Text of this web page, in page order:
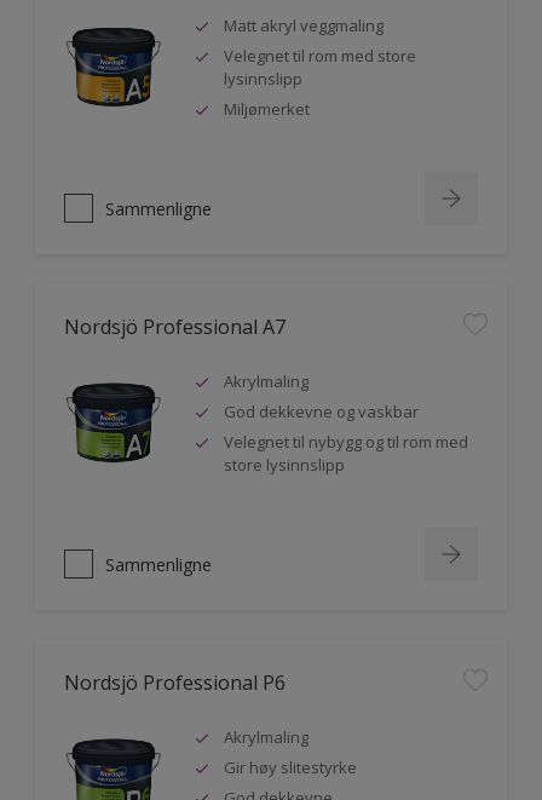
Matt akryl veggmaling
Velegnet til rom med store
lysinnslipp
Miljømerket
Sammenligne
Nordsjö Professional A7
Akrylmaling
God dekkevne og vaskbar
Velegnet til nybygg og til rom med
store lysinnslipp
Sammenligne
Nordsjö Professional P6
Akrylmaling
Gir høy slitestyrke